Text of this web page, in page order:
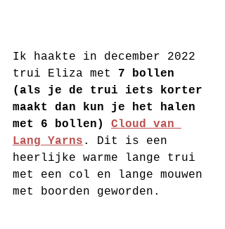
Ik haakte in december 2022
trui Eliza met 7 bollen
(als je de trui iets korter
maakt dan kun je het halen
met 6 bollen) Cloud van
Lang Yarns . Dit is een
heerlijke warme lange trui
met een col en lange mouwen
met boorden geworden.